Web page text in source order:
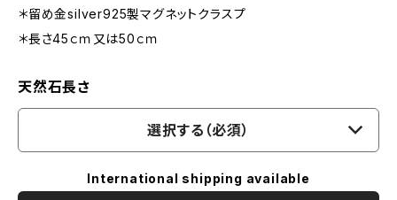
＊留め金silver925製マグネットクラスプ
＊長さ45ｃｍ又は50ｃｍ
天然石長さ
選択する（必須）
International shipping available